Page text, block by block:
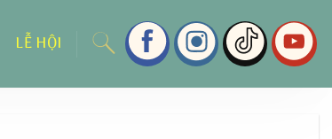
LỄ HỘI